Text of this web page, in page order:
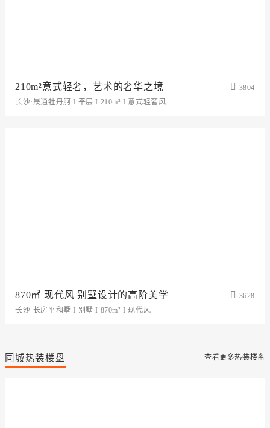
210m²意式轻奢，艺术的奢华之境
3804
长沙·晟通牡丹舸 I 平层 I 210m² I 意式轻奢风
870㎡ 现代风 别墅设计的高阶美学
3628
长沙·长房平和墅 I 别墅 I 870m² I 现代风
同城热装楼盘 查看更多热装楼盘